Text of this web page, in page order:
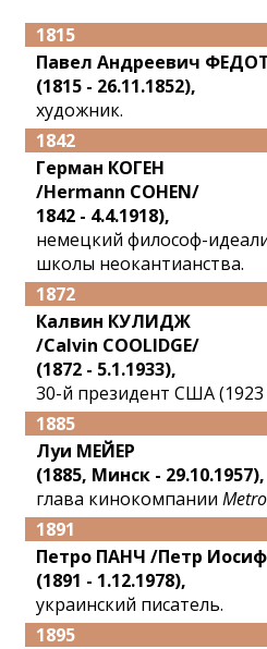
1815
Павел Андреевич
(1815 - 26.11.1852),
художник.
1842
Герман КОГЕН
/Hermann COHEN/
1842 - 4.4.1918),
немецкий философ-
школы неокантианства.
1872
Калвин КУЛИДЖ
/Calvin COOLIDGE/
(1872 - 5.1.1933),
30-й президент США (1923
1885
Луи МЕЙЕР
(1885, Минск - 29.10.1957),
глава кинокомпании
1891
Петро ПАНЧ /Петр
(1891 - 1.12.1978),
украинский писатель.
1895